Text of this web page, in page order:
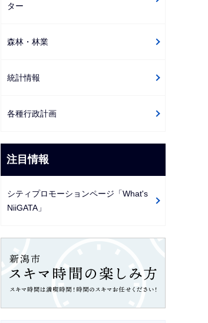
ター
森林・林業
統計情報
各種行政計画
注目情報
シティプロモーションページ「What's
NiiGATA」